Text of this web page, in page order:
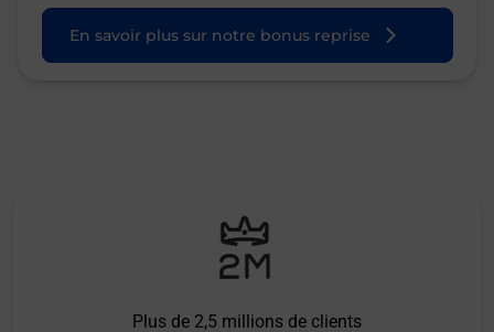
En savoir plus sur notre bonus reprise
Plus de 2,5 millions de clients